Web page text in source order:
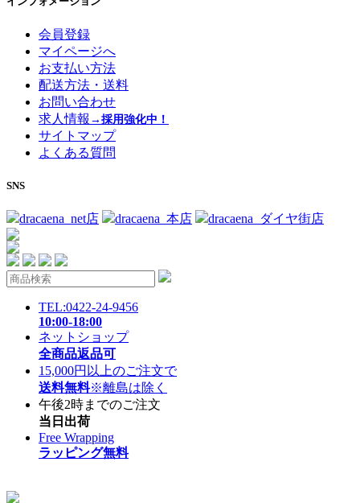
会員登録
マイページへ
お支払い方法
配送方法・送料
お問い合わせ
求人情報 →採用強化中！
サイトマップ
よくある質問
SNS
dracaena_net店 dracaena_本店 dracaena_ダイヤ街店
TEL:0422-24-9456
10:00-18:00
ネットショップ
全商品返品可
15,000円以上のご注文で
送料無料※離島は除く
午後2時までのご注文
当日出荷
Free Wrapping
ラッピング無料